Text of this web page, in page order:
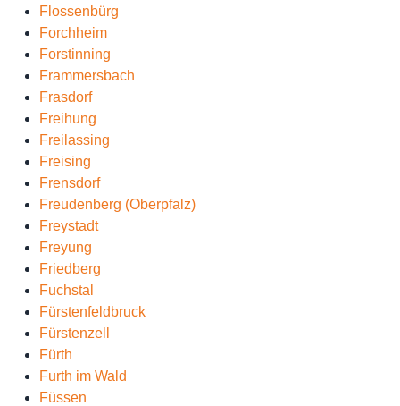
Flossenbürg
Forchheim
Forstinning
Frammersbach
Frasdorf
Freihung
Freilassing
Freising
Frensdorf
Freudenberg (Oberpfalz)
Freystadt
Freyung
Friedberg
Fuchstal
Fürstenfeldbruck
Fürstenzell
Fürth
Furth im Wald
Füssen